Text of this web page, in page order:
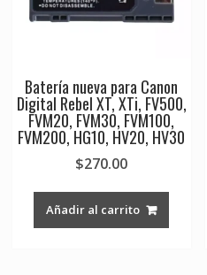
Batería nueva para Canon
Digital Rebel XT, XTi, FV500,
FVM20, FVM30, FVM100,
FVM200, HG10, HV20, HV30
$270.00
Añadir al carrito